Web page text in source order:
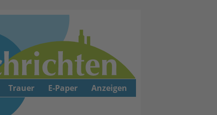
Trauer E-Paper Anzeigen